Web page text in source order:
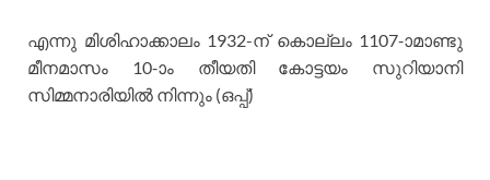
എന്നു മിശിഹാക്കാലം 1932-ന് കൊല്ലം 1107-ാമാണ്ടു
മീനമാസം 10-ാം തീയതി കോട്ടയം സുറിയാനി
സിമ്മനാരിയില്‍ നിന്നും (ഒപ്പ്)